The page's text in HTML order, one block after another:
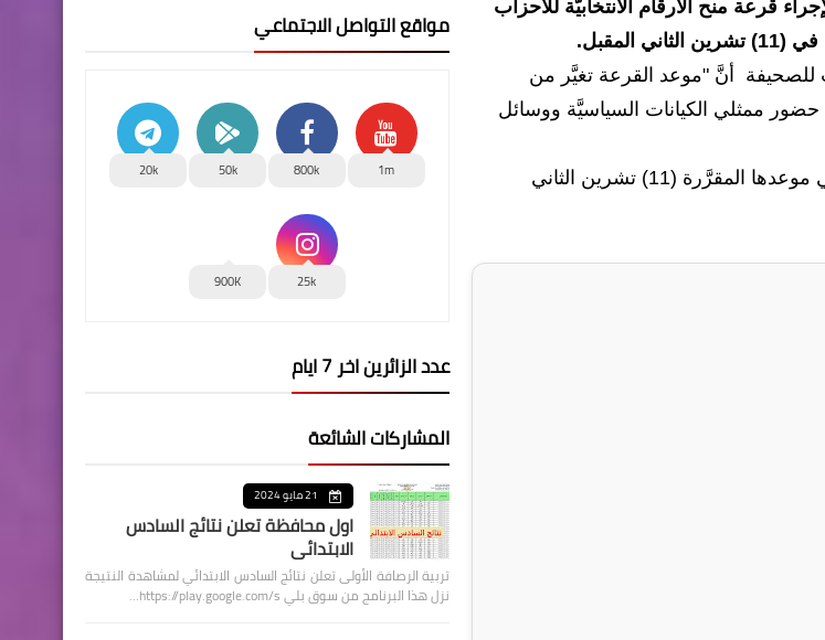
قرعة منح الأرقام الانتخابيَّة للأحزاب
للصحيفة أنَّ "موعد القرعة تغيَّر من
حضور ممثلي الكيانات السياسيَّة ووسائل
يشار الى الانتخابات النيابية التشريعية المقبلة ستقام نهاية العام الحالي في موعدها المقرَّرة (11) تشرين الثاني
مواقع التواصل الاجتماعي
1m
800k
50k
20k
25k
900K
عدد الزائرين اخر 7 ايام
المشاركات الشائعة
21 مايو 2024
اول محافظة تعلن نتائج السادس
الابتدائي
تربية الرصافة الأولى تعلن نتائج السادس الابتدائي لمشاهدة النتيجة
نزل هذا البرنامج من سوق بلي https://play.google.com/s…